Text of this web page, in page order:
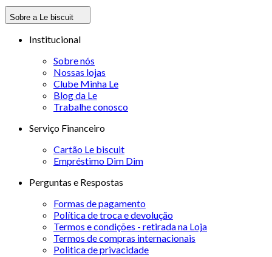
Sobre a Le biscuit
Institucional
Sobre nós
Nossas lojas
Clube Minha Le
Blog da Le
Trabalhe conosco
Serviço Financeiro
Cartão Le biscuit
Empréstimo Dim Dim
Perguntas e Respostas
Formas de pagamento
Política de troca e devolução
Termos e condições - retirada na Loja
Termos de compras internacionais
Politica de privacidade